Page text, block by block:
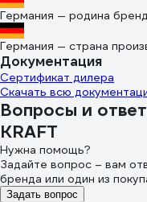
Германия — родина
Германия — страна
Документация
Сертификат дилера
Скачать всю
Вопросы и
KRAFT
Нужна помощь?
Задайте вопрос – вам
бренда или один из
Задать вопрос